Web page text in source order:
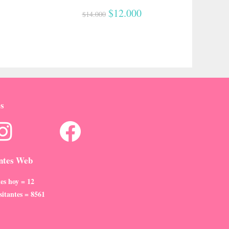
$14.000 $12.000
Web
hoy = 12
= 8561